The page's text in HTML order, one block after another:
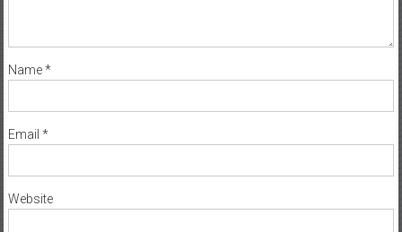
Name*
Email *
Website